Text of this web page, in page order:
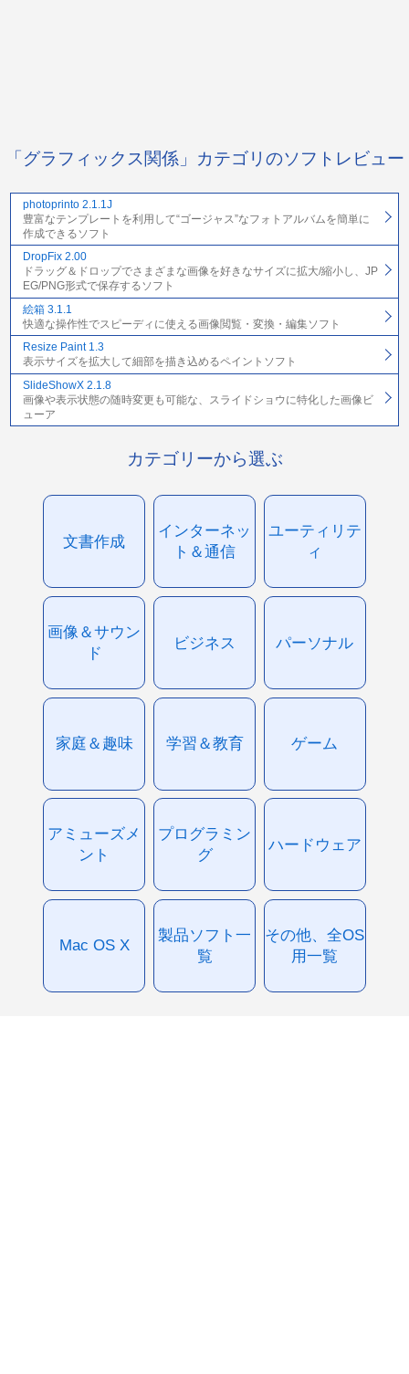
「グラフィックス関係」カテゴリのソフトレビュー
photoprinto 2.1.1J
豊富なテンプレートを利用して“ゴージャス”なフォトアルバムを簡単に
作成できるソフト
DropFix 2.00
ドラッグ＆ドロップでさまざまな画像を好きなサイズに拡大/縮小し、JP
EG/PNG形式で保存するソフト
絵箱 3.1.1
快適な操作性でスピーディに使える画像閲覧・変換・編集ソフト
Resize Paint 1.3
表示サイズを拡大して細部を描き込めるペイントソフト
SlideShowX 2.1.8
画像や表示状態の随時変更も可能な、スライドショウに特化した画像ビ
ューア
カテゴリーから選ぶ
文書作成
インターネッ
ト＆通信
ユーティリテ
ィ
画像＆サウン
ド
ビジネス パーソナル
家庭＆趣味 学習＆教育 ゲーム
アミューズメ
ント
プログラミン
グ
ハードウェア
Mac OS X
製品ソフト一
覧
その他、全OS
用一覧